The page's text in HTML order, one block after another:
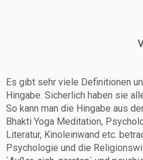
Es gibt sehr viele Definitionen
Hingabe. Sicherlich haben sie
So kann man die Hingabe aus
Bhakti Yoga Meditation,
Literatur, Kinoleinwand etc.
Psychologie und die